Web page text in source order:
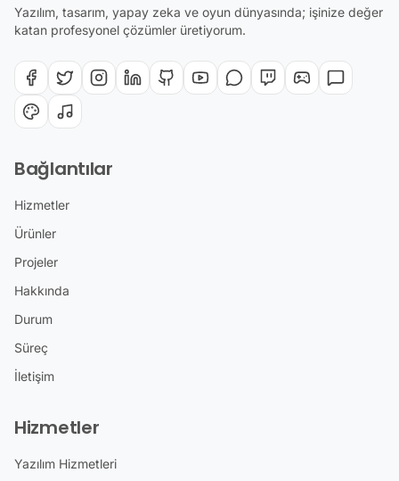
Yazılım, tasarım, yapay zeka ve oyun dünyasında; işinize değer
katan profesyonel çözümler üretiyorum.
Bağlantılar
Hizmetler
Ürünler
Projeler
Hakkında
Durum
Süreç
İletişim
Hizmetler
Yazılım Hizmetleri